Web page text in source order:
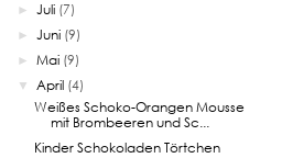
►Juli (7)
►Juni (9)
►Mai (9)
▼ April (4)
Weißes Schoko-Orangen Mousse
mit Brombeeren und Sc...
Kinder Schokoladen Törtchen